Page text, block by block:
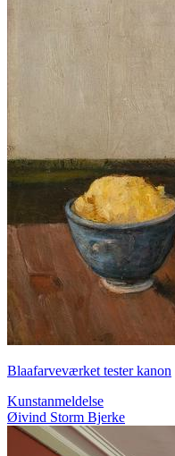
Blaafarveværket tester kanon
Kunstanmeldelse
Øivind Storm Bjerke